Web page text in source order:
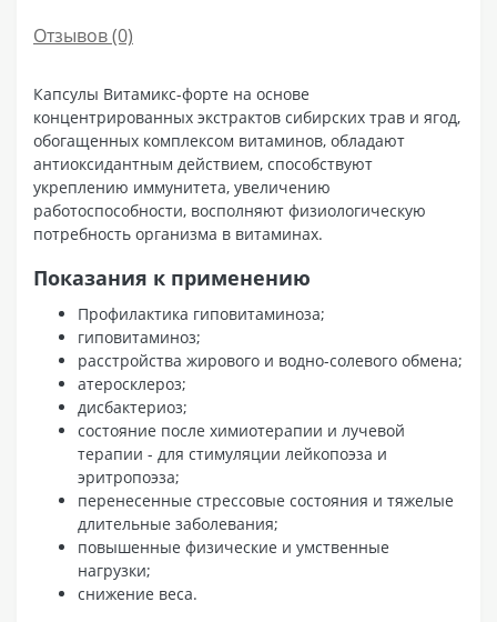
Отзывов (0)
Капсулы Витамикс-форте на основе
концентрированных экстрактов сибирских трав и ягод,
обогащенных комплексом витаминов, обладают
антиоксидантным действием, способствуют
укреплению иммунитета, увеличению
работоспособности, восполняют физиологическую
потребность организма в витаминах.
Показания к применению
Профилактика гиповитаминоза;
гиповитаминоз;
расстройства жирового и водно-солевого обмена;
атеросклероз;
дисбактериоз;
состояние после химиотерапии и лучевой
терапии - для стимуляции лейкопоэза и
эритропоэза;
перенесенные стрессовые состояния и тяжелые
длительные заболевания;
повышенные физические и умственные
нагрузки;
снижение веса.